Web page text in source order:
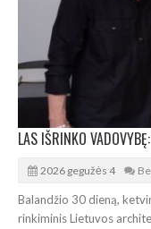
2026 gegužės 4
Balandžio 30 dieną,
rinkiminis Lietuvos